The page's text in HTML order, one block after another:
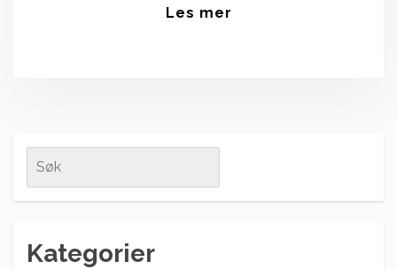
Les mer
for:
Kategorier